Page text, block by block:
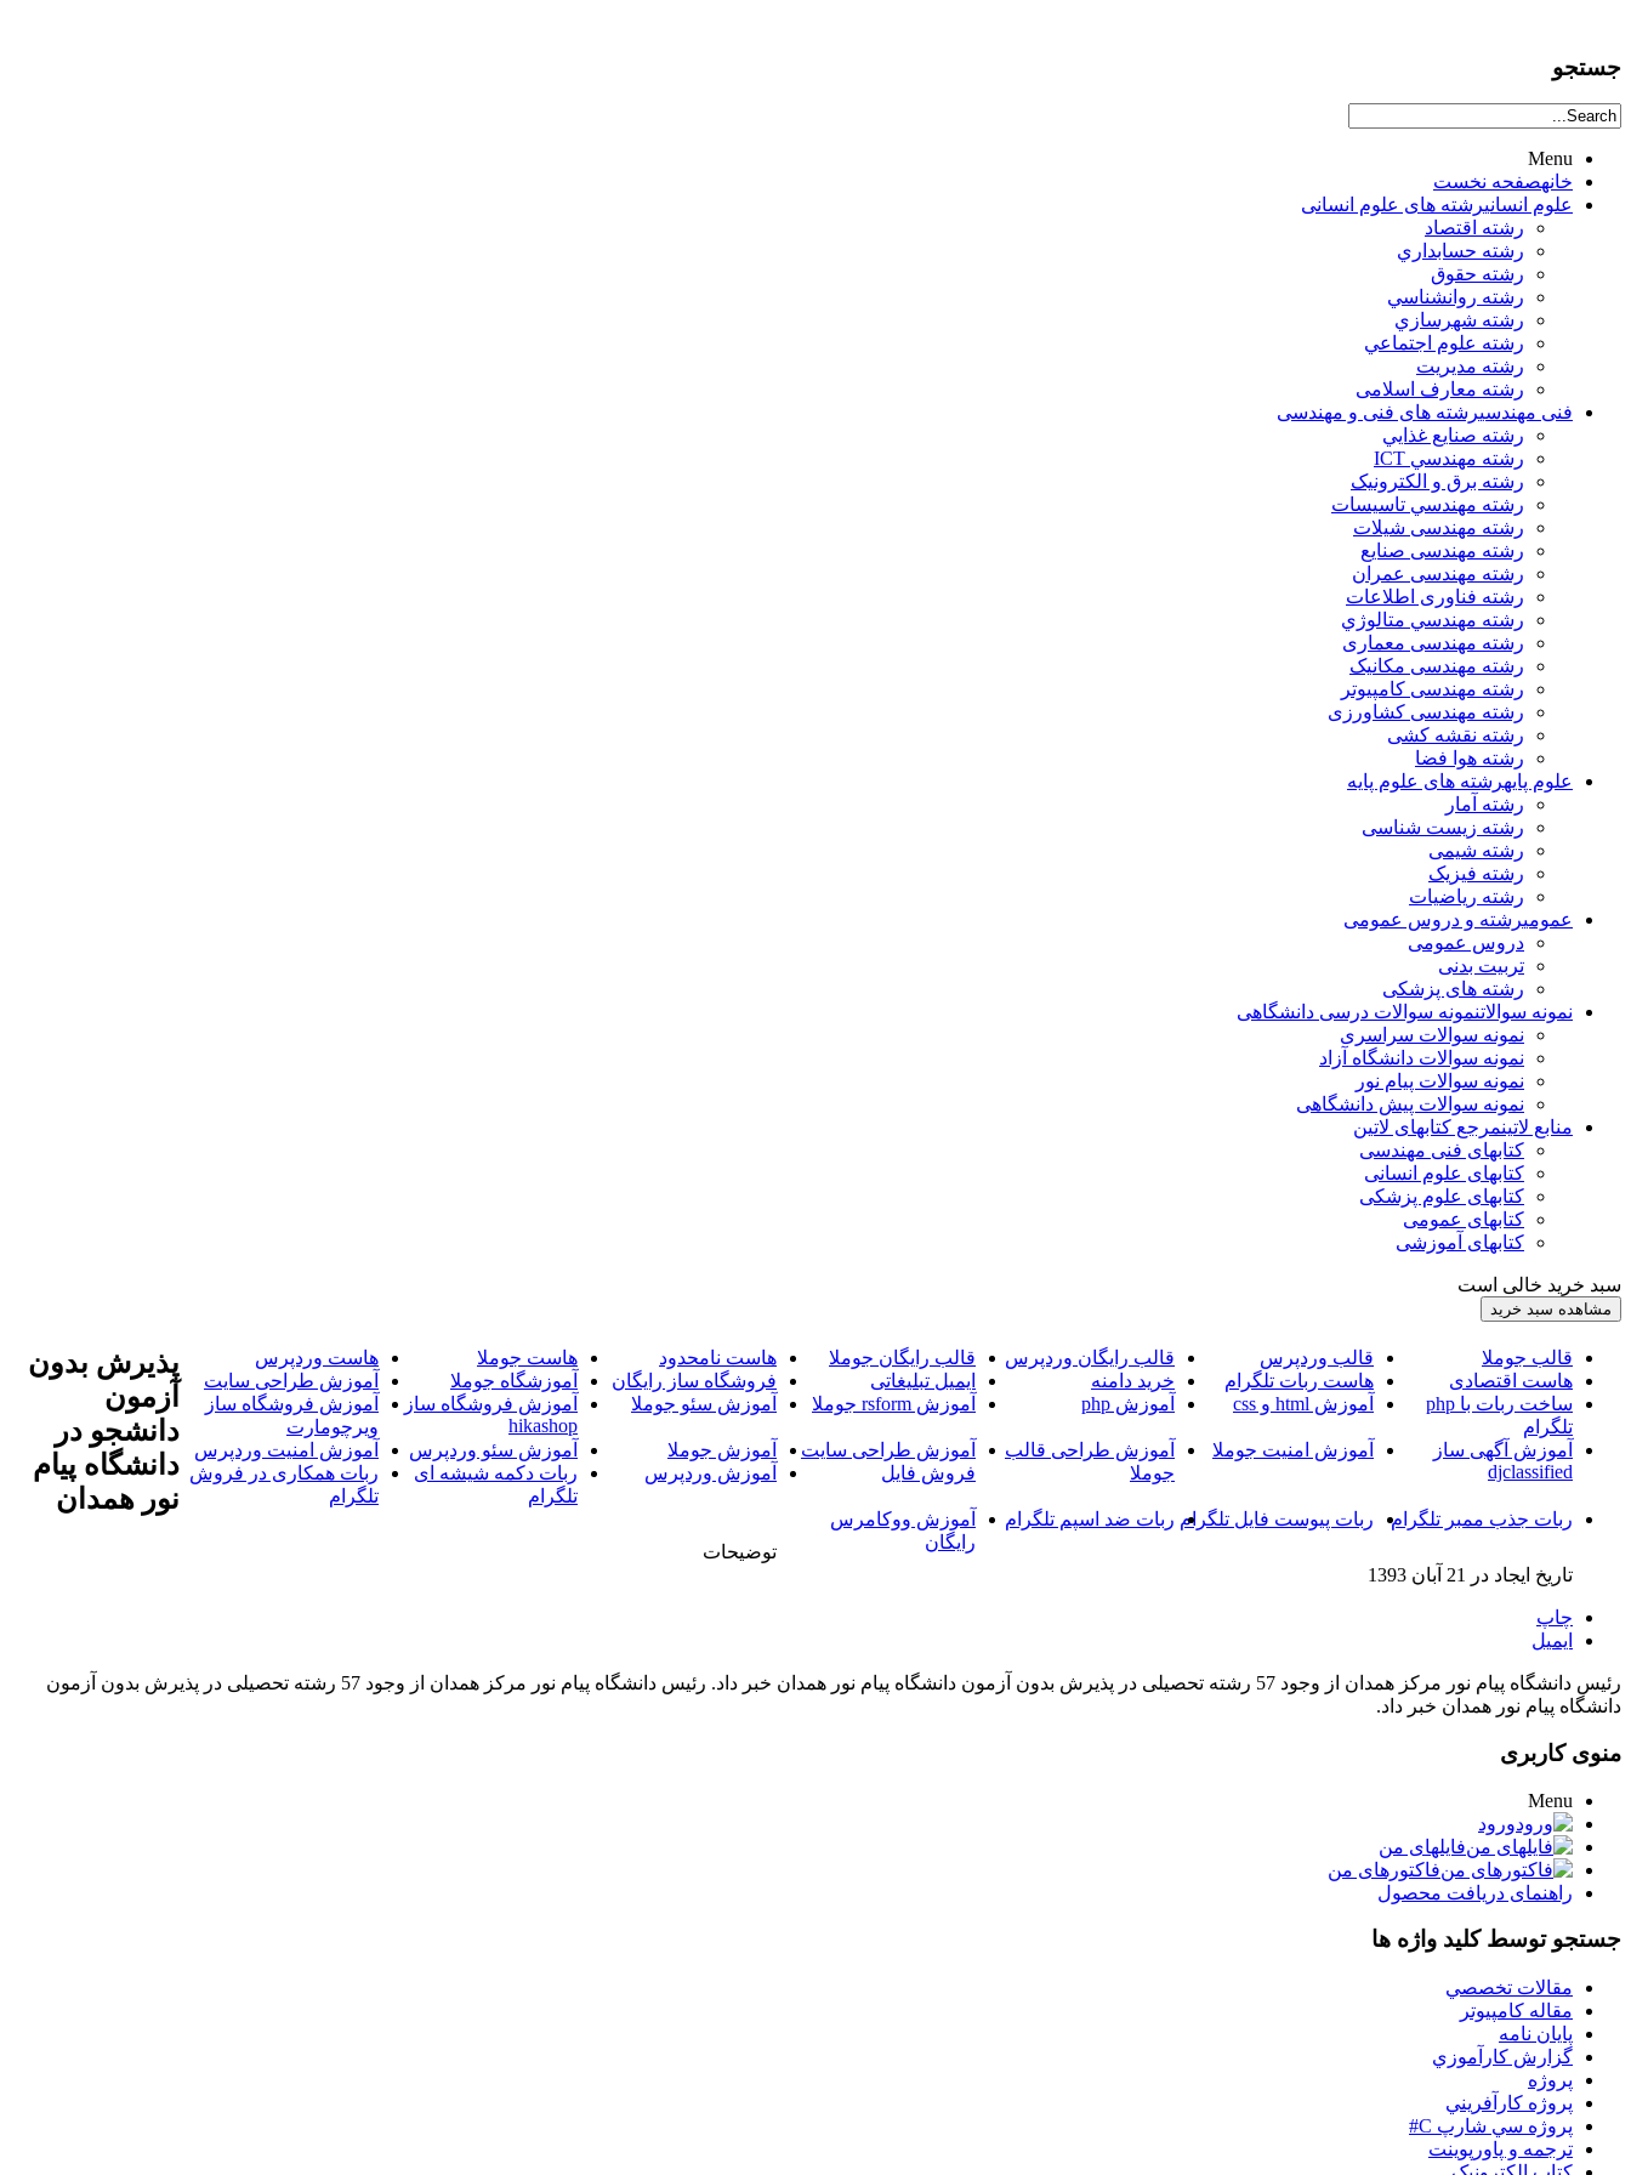
جستجو
Menu
خانهصفحه نخست
علوم انسانيرشته های علوم انسانی
رشته اقتصاد
رشته حسابداري
رشته حقوق
رشته روانشناسي
رشته شهرسازي
رشته علوم اجتماعي
رشته مديريت
رشته معارف اسلامی
فنی مهندسیرشته های فنی و مهندسی
رشته صنايع غذايي
رشته مهندسي ICT
رشته برق و الکترونيک
رشته مهندسي تاسيسات
رشته مهندسی شیلات
رشته مهندسی صنایع
رشته مهندسی عمران
رشته فناوری اطلاعات
رشته مهندسي متالوژي
رشته مهندسی معماری
رشته مهندسی مکانیک
رشته مهندسی کامپیوتر
رشته مهندسی کشاورزی
رشته نقشه کشی
رشته هوا فضا
علوم پایهرشته های علوم پایه
رشته آمار
رشته زیست شناسی
رشته شیمی
رشته فیزیک
رشته ریاضیات
عمومیرشته و دروس عمومی
دروس عمومی
تربیت بدنی
رشته های پزشکی
نمونه سوالاتنمونه سوالات درسی دانشگاهی
نمونه سوالات سراسری
نمونه سوالات دانشگاه آزاد
نمونه سوالات پیام نور
نمونه سوالات پیش دانشگاهی
منابع لاتینمرجع کتابهای لاتین
کتابهای فنی مهندسی
کتابهای علوم انسانی
کتابهای علوم پزشکی
کتابهای عمومی
کتابهای آموزشی
سبد خرید خالی است
قالب جوملا قالب وردپرس قالب رایگان وردپرس قالب رایگان جوملا هاست نامحدود هاست جوملا
هاست وردپرس
هاست اقتصادی
هاست ربات تلگرام خرید دامنه ایمیل تبلیغاتی فروشگاه ساز رایگان آموزشگاه جوملا
آموزش طراحی سایت
ساخت ربات با php
تلگرام
آموزش html و css آموزش php آموزش rsform جوملا آموزش سئو جوملا
آموزش فروشگاه ساز
hikashop
آموزش فروشگاه ساز
ویرچومارت
آموزش آگهی ساز
djclassified
آموزش امنیت جوملا
آموزش طراحی قالب
جوملا
آموزش طراحی سایت
فروش فایل
آموزش جوملا آموزش سئو وردپرس
آموزش امنیت وردپرس
آموزش وردپرس
ربات دکمه شیشه ای
تلگرام
ربات همکاری در فروش
تلگرام
ربات جذب ممبر تلگرام
ربات پیوست فایل تلگرام ربات ضد اسپم تلگرام
آموزش ووکامرس
رایگان
پذیرش بدون
آزمون
دانشجو در
دانشگاه پیام
نور همدان
توضیحات
تاریخ ایجاد در 21 آبان 1393
چاپ
ایمیل
رئیس دانشگاه پیام نور مرکز همدان از وجود 57 رشته تحصیلی در پذیرش بدون آزمون دانشگاه پیام نور همدان خبر داد. رئیس دانشگاه پیام نور مرکز همدان از وجود 57 رشته تحصیلی در پذیرش بدون آزمون
دانشگاه پیام نور همدان خبر داد.
منوی کاربری
Menu
ورود
فایلهای من
فاکتورهای من
راهنمای دریافت محصول
جستجو توسط کلید واژه ها
مقالات تخصصي
مقاله کامپیوتر
پایان نامه
گزارش کارآموزي
پروژه
پروژه کارآفريني
پروژه سي شارپ C#
ترجمه و پاورپوينت